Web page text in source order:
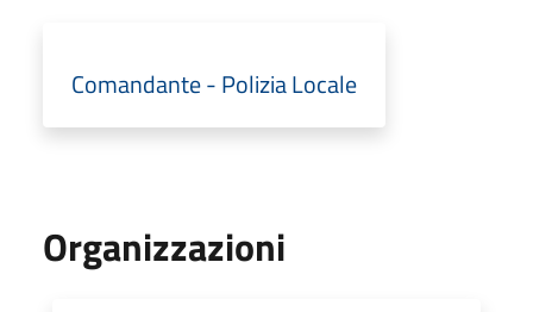
Comandante - Polizia Locale
Organizzazioni